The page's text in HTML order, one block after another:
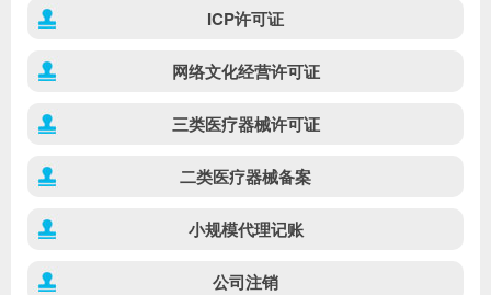
ICP许可证
网络文化经营许可证
三类医疗器械许可证
二类医疗器械备案
小规模代理记账
公司注销